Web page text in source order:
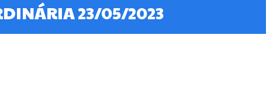
23/05/2023